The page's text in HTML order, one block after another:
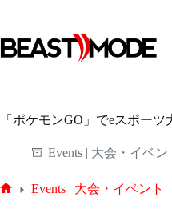
テ
ン
キ「ポケモンGO」でeスポー
Events | 大会・イベン
Events | 大会・イベント